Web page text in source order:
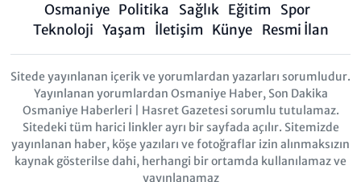
Osmaniye Politika Sağlık Eğitim
Spor
Teknoloji Yaşam İletişim Künye Resmi İlan
Sitede yayınlanan içerik ve yorumlardan yazarları sorumludur.
Yayınlanan yorumlardan Osmaniye Haber, Son Dakika
Osmaniye Haberleri | Hasret Gazetesi sorumlu tutulamaz.
Sitedeki tüm harici linkler ayrı bir sayfada açılır. Sitemizde
yayınlanan haber, köşe yazıları ve fotoğraflar izin alınmaksızın
kaynak gösterilse dahi, herhangi bir ortamda kullanılamaz ve
yayınlanamaz